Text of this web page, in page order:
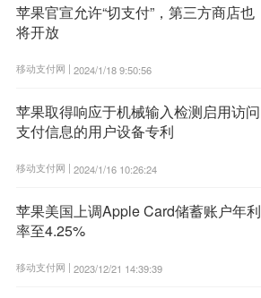
苹果官宣允许“切支付”，第三方商店也
将开放
移动支付网 | 2024/1/18 9:50:56
苹果取得响应于机械输入检测启用访问
支付信息的用户设备专利
移动支付网 | 2024/1/16 10:26:24
苹果美国上调Apple Card储蓄账户年利
率至4.25%
移动支付网 | 2023/12/21 14:39:39